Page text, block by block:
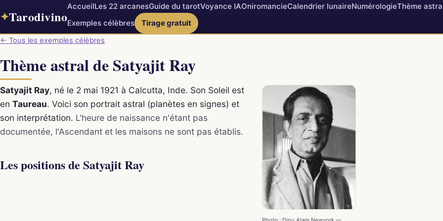
✦Tarodivino
AccueilLes 22 arcanesGuide du tarotVoyance IAOniromancieCalendrier lunaireNumérologieThème
Exemples célèbres
Tirage gratuit
← Tous les exemples célèbres
Thème astral de Satyajit Ray
Satyajit Ray, né le 2 mai 1921 à Calcutta, Inde. Son Soleil est
en Taureau. Voici son portrait astral (planètes en signes) et
son interprétation. L'heure de naissance n'étant pas
documentée, l'Ascendant et les maisons ne sont pas établis.
Les positions de Satyajit Ray